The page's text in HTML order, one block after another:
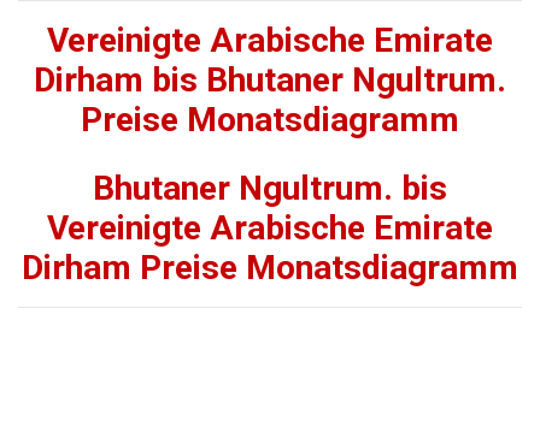
Vereinigte Arabische Emirate
Dirham bis Bhutaner Ngultrum.
Preise Monatsdiagramm
Bhutaner Ngultrum. bis
Vereinigte Arabische Emirate
Dirham Preise Monatsdiagramm